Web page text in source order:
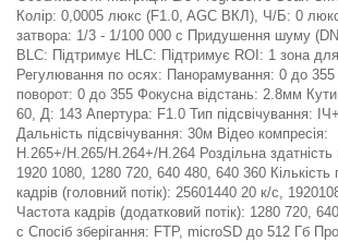
Колір: 0,0005 люкс (F1.0, AGC ВКЛ), Ч/Б: 0
затвора: 1/3 - 1/100 000 с Придушення шуму
BLC: Підтримує HLC: Підтримує ROI: 1 зона
Регулювання по осях: Панорамування: 0 до
поворот: 0 до 355 Фокусна відстань: 2.8мм
60, Д: 143 Апертура: F1.0 Тип підсвічування:
Дальність підсвічування: 30м Відео компресія:
H.265+/H.265/H.264+/H.264 Роздільна здатність
1920 1080, 1280 720, 640 480, 640 360 Кількість
кадрів (головний потік): 25601440 20 к/с,
Частота кадрів (додатковий потік): 1280 720,
с Спосіб зберігання: FTP, microSD до 512 Гб